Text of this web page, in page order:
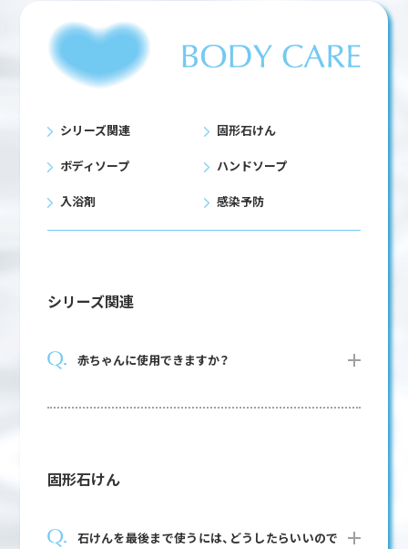
シリーズ関連 固形石けん
ボディソープ ハンドソープ
入浴剤 感染予防
シリーズ関連
赤ちゃんに使用できますか？
固形石けん
石けんを最後まで使うには、どうしたらいいので